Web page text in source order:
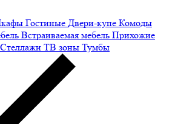
Гостиные Двери-купе Комоды
Встраиваемая мебель Прихожие
Стеллажи ТВ зоны Тумбы